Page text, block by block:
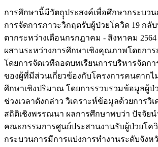
การศึกษานี้มีวัตถุุประสงค์เพื่อศึกษากระบวน
การจัดการภาวะวิกฤตรับผู้ป่วยโควิด 19 กลั
ตากระหว่างเดือนกรกฎาคม - สิงหาคม
ผสานระหว่างการศึกษาเชิงคุณภาพโดยกา
โดยการจัดเวทีถอดบทเรียนการบริหารจัดก
ของผู้ที่มีส่วนเกี่ยวข้องกับโครงการคนตากไ
ศึกษาเชิงปริมาณ โดยการรวบรวมข้อมูลผู้ป่
ช่วงเวลาดังกล่าว วิเคราะห์ข้อมูลด้วยการวิ
สถิติเชิงพรรณนา ผลการศึกษาพบว่า ปัจจัยน
คณะกรรมการศูนย์ประสานงานรับผู้ป่วยโค
กระบวนการมีการแบ่งการทำงานระดับจัง